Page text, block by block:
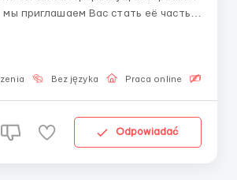
мы приглашаем Вас стать её частью.
решения,
специалисты
Bez języka Praca online
Odpowiadać